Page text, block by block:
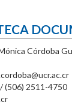
Córdoba
(506) 2511-4750